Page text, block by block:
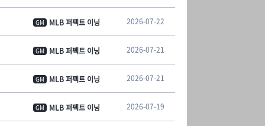
GM MLB 퍼펙트 이닝 2026-07-22
GM MLB 퍼펙트 이닝 2026-07-21
GM MLB 퍼펙트 이닝 2026-07-21
GM MLB 퍼펙트 이닝 2026-07-19